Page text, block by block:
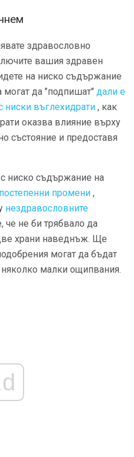
здравословно
вашия здравен
на ниско съдържание
могат да "подпишат" дали е
ниски въглехидрати , как
оказва влияние върху
състояние и предоставя
с ниско съдържание на
постепенни промени ,
нездравословните
че не би трябвало да
храни наведнъж. Ще
могат да бъдат
няколко малки ощипвания.